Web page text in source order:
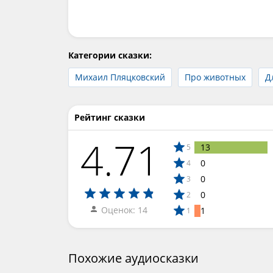
Категории сказки:
Михаил Пляцковский
Про животных
Рейтинг сказки
4.71
Оценок: 14
5 13
4 0
3 0
2 0
1 1
Похожие аудиосказки